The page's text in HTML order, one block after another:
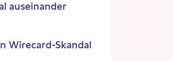
auseinander
Wirecard-Skandal